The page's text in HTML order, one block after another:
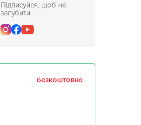
Підписуйся, щоб не
загубити
безкоштовно